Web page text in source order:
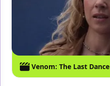
Venom: The Last Dance